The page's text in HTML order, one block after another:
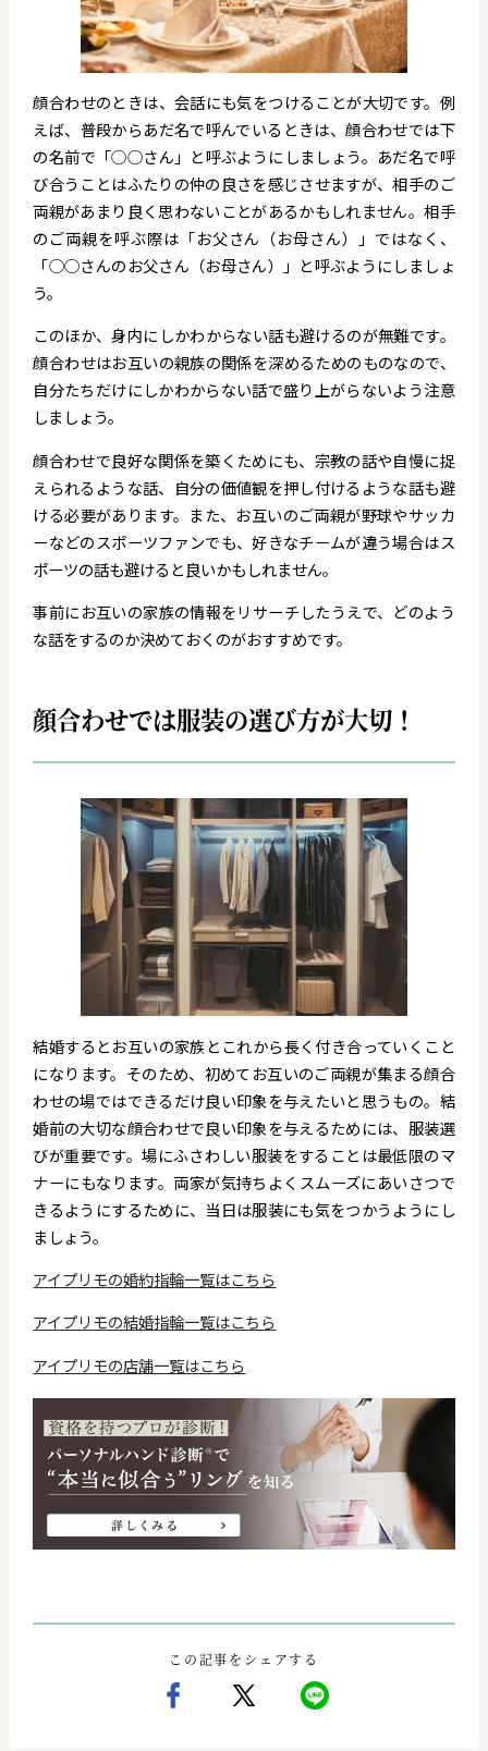
顔合わせのときは、会話にも気をつけることが大切です。例
えば、普段からあだ名で呼んでいるときは、顔合わせでは下
の名前で「◯◯さん」と呼ぶようにしましょう。あだ名で呼
び合うことはふたりの仲の良さを感じさせますが、相手のご
両親があまり良く思わないことがあるかもしれません。相手
のご両親を呼ぶ際は「お父さん（お母さん）」ではなく、
「◯◯さんのお父さん（お母さん）」と呼ぶようにしましょ
う。
このほか、身内にしかわからない話も避けるのが無難です。
顔合わせはお互いの親族の関係を深めるためのものなので、
自分たちだけにしかわからない話で盛り上がらないよう注意
しましょう。
顔合わせで良好な関係を築くためにも、宗教の話や自慢に捉
えられるような話、自分の価値観を押し付けるような話も避
ける必要があります。また、お互いのご両親が野球やサッカ
ーなどのスポーツファンでも、好きなチームが違う場合はス
ポーツの話も避けると良いかもしれません。
事前にお互いの家族の情報をリサーチしたうえで、どのよう
な話をするのか決めておくのがおすすめです。
顔合わせでは服装の選び方が大切！
結婚するとお互いの家族とこれから長く付き合っていくこと
になります。そのため、初めてお互いのご両親が集まる顔合
わせの場ではできるだけ良い印象を与えたいと思うもの。結
婚前の大切な顔合わせで良い印象を与えるためには、服装選
びが重要です。場にふさわしい服装をすることは最低限のマ
ナーにもなります。両家が気持ちよくスムーズにあいさつで
きるようにするために、当日は服装にも気をつかうようにし
ましょう。
アイプリモの婚約指輪一覧はこちら
アイプリモの結婚指輪一覧はこちら
アイプリモの店舗一覧はこちら
この記事をシェアする